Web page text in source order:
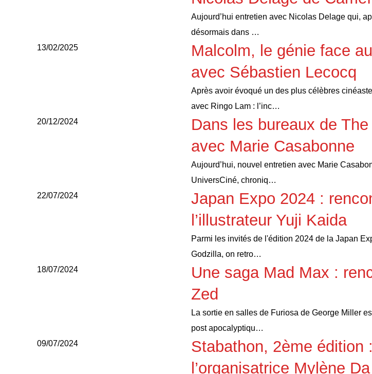
Aujourd’hui entretien avec Nicolas Delage qui,
désormais dans …
13/02/2025
Malcolm, le génie face
avec Sébastien Lecocq
Après avoir évoqué un des plus célèbres
avec Ringo Lam : l’inc…
20/12/2024
Dans les bureaux de
avec Marie Casabonne
Aujourd’hui, nouvel entretien avec Marie
UniversCiné, chroniq…
22/07/2024
Japan Expo 2024 :
l’illustrateur Yuji Kaida
Parmi les invités de l'édition 2024 de la Japan
Godzilla, on retro…
18/07/2024
Une saga Mad Max :
Zed
La sortie en salles de Furiosa de George Miller
post apocalyptiqu…
09/07/2024
Stabathon, 2ème édition
l’organisatrice Mylène